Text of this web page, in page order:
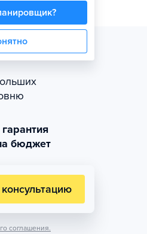
бюджет
соглашения.